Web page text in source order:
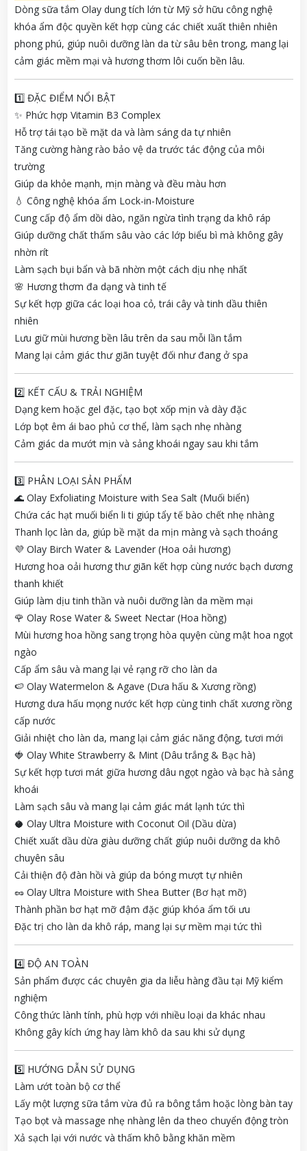
Dòng sữa tắm Olay dung tích lớn từ Mỹ sở hữu công nghệ
khóa ẩm độc quyền kết hợp cùng các chiết xuất thiên nhiên
phong phú, giúp nuôi dưỡng làn da từ sâu bên trong, mang lại
cảm giác mềm mại và hương thơm lôi cuốn bền lâu.
1️⃣ ĐẶC ĐIỂM NỔI BẬT
✨ Phức hợp Vitamin B3 Complex
Hỗ trợ tái tạo bề mặt da và làm sáng da tự nhiên
Tăng cường hàng rào bảo vệ da trước tác động của môi
trường
Giúp da khỏe mạnh, mịn màng và đều màu hơn
💧 Công nghệ khóa ẩm Lock-in-Moisture
Cung cấp độ ẩm dồi dào, ngăn ngừa tình trạng da khô ráp
Giúp dưỡng chất thấm sâu vào các lớp biểu bì mà không gây
nhờn rít
Làm sạch bụi bẩn và bã nhờn một cách dịu nhẹ nhất
🌸 Hương thơm đa dạng và tinh tế
Sự kết hợp giữa các loại hoa cỏ, trái cây và tinh dầu thiên
nhiên
Lưu giữ mùi hương bền lâu trên da sau mỗi lần tắm
Mang lại cảm giác thư giãn tuyệt đối như đang ở spa
2️⃣ KẾT CẤU & TRẢI NGHIỆM
Dạng kem hoặc gel đặc, tạo bọt xốp mịn và dày đặc
Lớp bọt êm ái bao phủ cơ thể, làm sạch nhẹ nhàng
Cảm giác da mướt mịn và sảng khoái ngay sau khi tắm
3️⃣ PHÂN LOẠI SẢN PHẨM
🌊 Olay Exfoliating Moisture with Sea Salt (Muối biển)
Chứa các hạt muối biển li ti giúp tẩy tế bào chết nhẹ nhàng
Thanh lọc làn da, giúp bề mặt da mịn màng và sạch thoáng
💜 Olay Birch Water & Lavender (Hoa oải hương)
Hương hoa oải hương thư giãn kết hợp cùng nước bạch dương
thanh khiết
Giúp làm dịu tinh thần và nuôi dưỡng làn da mềm mại
🌹 Olay Rose Water & Sweet Nectar (Hoa hồng)
Mùi hương hoa hồng sang trọng hòa quyện cùng mật hoa ngọt
ngào
Cấp ẩm sâu và mang lại vẻ rạng rỡ cho làn da
🍉 Olay Watermelon & Agave (Dưa hấu & Xương rồng)
Hương dưa hấu mọng nước kết hợp cùng tinh chất xương rồng
cấp nước
Giải nhiệt cho làn da, mang lại cảm giác năng động, tươi mới
🍓 Olay White Strawberry & Mint (Dâu trắng & Bạc hà)
Sự kết hợp tươi mát giữa hương dâu ngọt ngào và bạc hà sảng
khoái
Làm sạch sâu và mang lại cảm giác mát lạnh tức thì
🥥 Olay Ultra Moisture with Coconut Oil (Dầu dừa)
Chiết xuất dầu dừa giàu dưỡng chất giúp nuôi dưỡng da khô
chuyên sâu
Cải thiện độ đàn hồi và giúp da bóng mượt tự nhiên
🥜 Olay Ultra Moisture with Shea Butter (Bơ hạt mỡ)
Thành phần bơ hạt mỡ đậm đặc giúp khóa ẩm tối ưu
Đặc trị cho làn da khô ráp, mang lại sự mềm mại tức thì
4️⃣ ĐỘ AN TOÀN
Sản phẩm được các chuyên gia da liễu hàng đầu tại Mỹ kiểm
nghiệm
Công thức lành tính, phù hợp với nhiều loại da khác nhau
Không gây kích ứng hay làm khô da sau khi sử dụng
5️⃣ HƯỚNG DẪN SỬ DỤNG
Làm ướt toàn bộ cơ thể
Lấy một lượng sữa tắm vừa đủ ra bông tắm hoặc lòng bàn tay
Tạo bọt và massage nhẹ nhàng lên da theo chuyển động tròn
Xả sạch lại với nước và thấm khô bằng khăn mềm